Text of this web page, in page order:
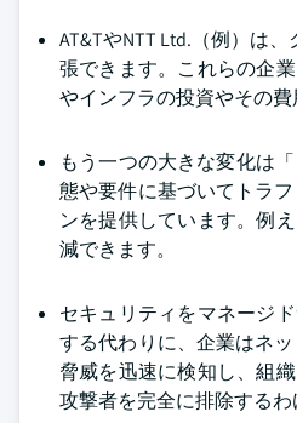
AT&TやNTT Ltd.（例）は
張できます。これらの企
やインフラの投資やその費
もう一つの大きな変化は
態や要件に基づいてトラ
ンを提供しています。例
減できます。
セキュリティをマネージ
する代わりに、企業はネ
脅威を迅速に検知し、組
攻撃者を完全に排除する